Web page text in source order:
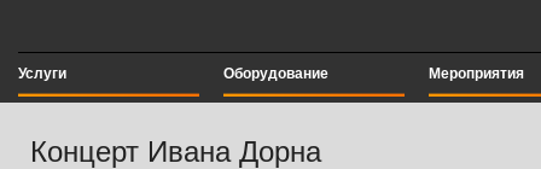
Услуги Оборудование Мероприятия
Концерт Ивана Дорна